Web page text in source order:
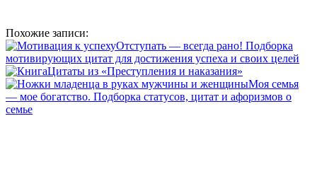
Похожие записи:
Отступать — всегда рано! Подборка
мотивирующих цитат для достижения успеха и своих целей
Цитаты из «Преступления и наказания»
Моя семья
— мое богатство. Подборка статусов, цитат и афоризмов о
семье